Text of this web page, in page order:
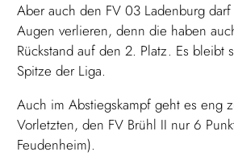
Aber auch den FV 03 Ladenburg
Augen verlieren, denn die haben
Rückstand auf den 2. Platz. Es bleibt
Spitze der Liga.
Auch im Abstiegskampf geht es eng
Vorletzten, den FV Brühl II nur 6
Feudenheim).